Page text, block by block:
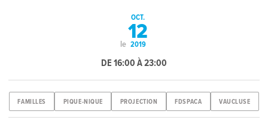
le
OCT.
12
2019
DE 16:00 À 23:00
FAMILLES PIQUE-NIQUE PROJECTION FDSPACA VAUCLUSE